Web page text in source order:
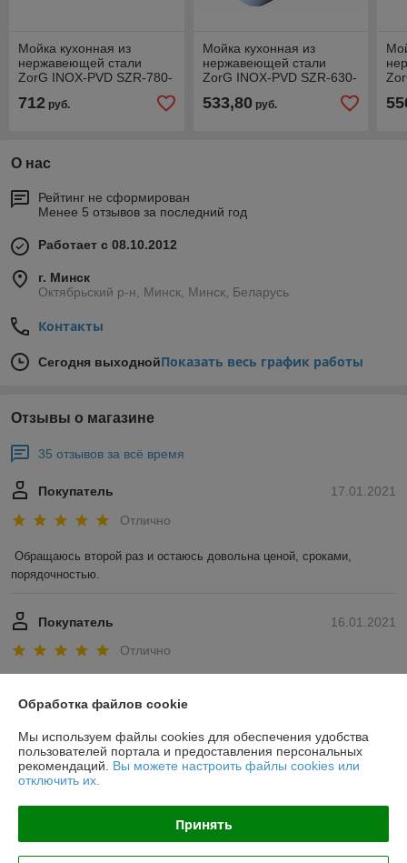
Мойка кухонная из
нержавеющей стали
ZorG INOX-PVD SZR-780-
712 руб.
Мойка кухонная из
нержавеющей стали
ZorG INOX-PVD SZR-630-
533,80руб.
О нас
Рейтинг не сформирован
Менее 5 отзывов за последний год
Работает с 08.10.2012
г. Минск
Октябрьский р-н, Минск, Минск, Беларусь
Контакты
Сегодня выходнойПоказать весь график работы
Отзывы о магазине
35 отзывов за всё время
17.01.2021
Покупатель
Отлично
Обращаюсь второй раз и остаюсь довольна ценой, сроками,
порядочностью.
16.01.2021
Покупатель
Отлично
О нас
Контакты
Обработка файлов cookie
Мы используем файлы cookies для обеспечения удобства
пользователей портала и предоставления персональных
рекомендаций. Вы можете настроить файлы cookies или
отключить их.
Принять